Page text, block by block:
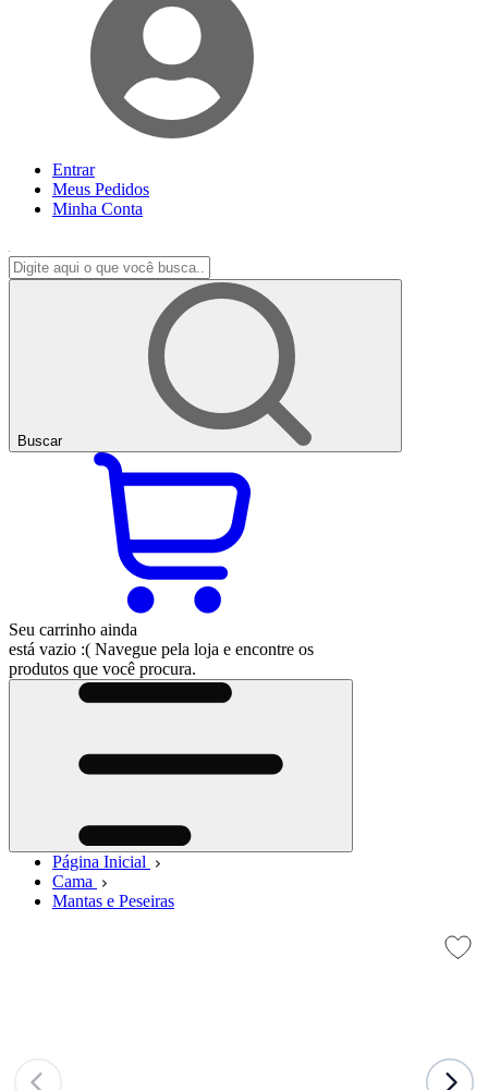
Entrar
Meus Pedidos
Minha Conta
Buscar
Seu carrinho ainda
está vazio :( Navegue pela loja e encontre os
produtos que você procura.
Página Inicial
Cama
Mantas e Peseiras